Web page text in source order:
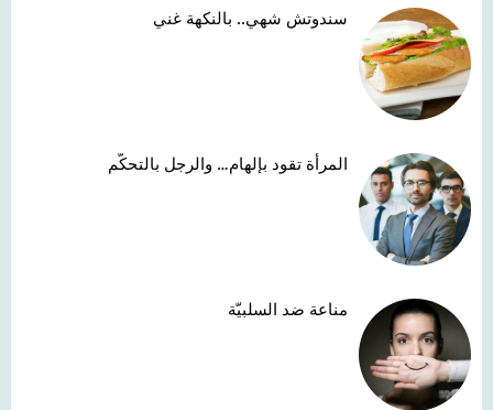
سندوتش شهي.. بالنكهة غني
المرأة تقود بإلهام… والرجل بالتحكّم
مناعة ضد السلبيّة